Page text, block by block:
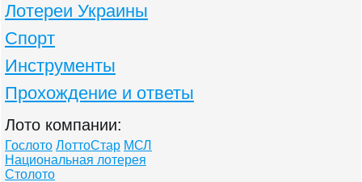
Лотереи Украины
Спорт
Инструменты
Прохождение и ответы
Лото компании:
Гослото ЛоттоСтар МСЛ
Национальная лотерея
Столото